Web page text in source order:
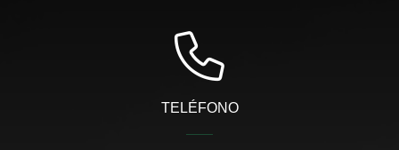
TELÉFONO